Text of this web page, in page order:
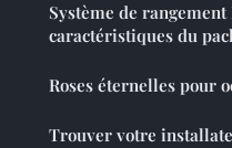
Système de
caractéristiques du
Roses éternelles pour
Trouver votre